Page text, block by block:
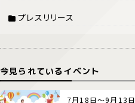
プレスリリース
今見られているイベント
7月18日～9月13日